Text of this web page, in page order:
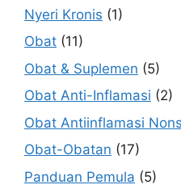
Nyeri Kronis (1)
Obat (11)
Obat & Suplemen (5)
Obat Anti-Inflamasi (2)
Obat Antiinflamasi
Obat-Obatan (17)
Panduan Pemula (5)